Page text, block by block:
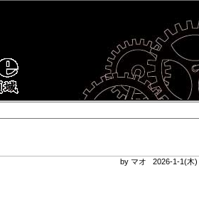
by マオ 2026-1-1(木